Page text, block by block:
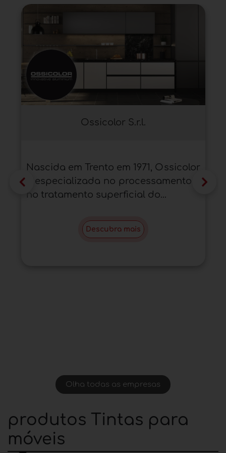
Ossicolor S.r.l.
Nascida em Trento em 1971, Ossicolor
é especializada no processamento e
no tratamento superficial do...
Descubra mais
Olha todas as empresas
produtos Tintas para
móveis